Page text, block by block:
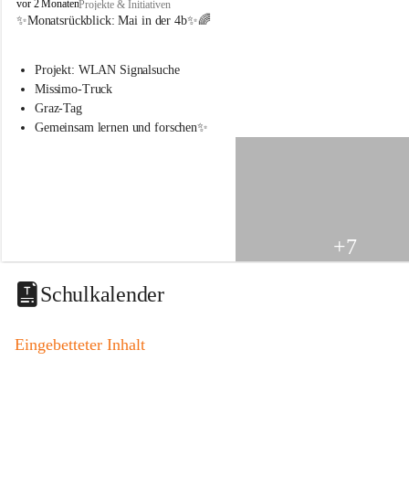
V
o
s
s
c
i
t
a
o
vor 2 MonatenProjekte & Initiativen
✨Monatsrückblick: Mai in der 4b✨🌈
Projekt: WLAN Signalsuche
Missimo-Truck
Graz-Tag
Gemeinsam lernen und forschen✨
+7
Schulkalender
Eingebetteter Inhalt